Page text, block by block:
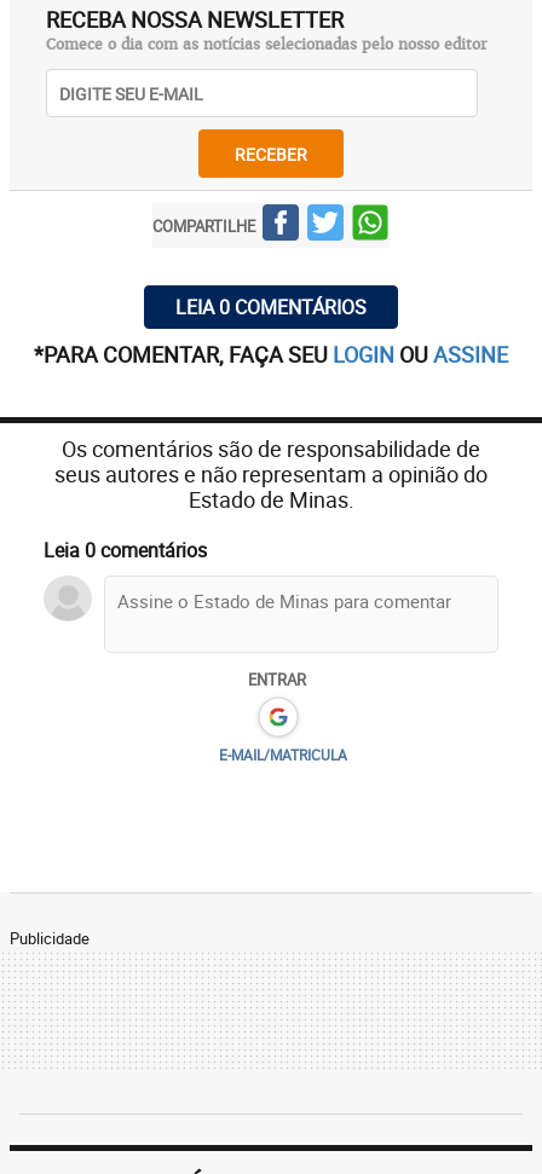
RECEBA NOSSA NEWSLETTER
Comece o dia com as notícias selecionadas pelo nosso editor
RECEBER
COMPARTILHE
LEIA 0 COMENTÁRIOS
*PARA COMENTAR, FAÇA SEU LOGIN OUASSINE
Os comentários são de responsabilidade de
seus autores e não representam a opinião do
Estado de Minas.
Leia 0 comentários
ENTRAR
E-MAIL/MATRICULA
Publicidade